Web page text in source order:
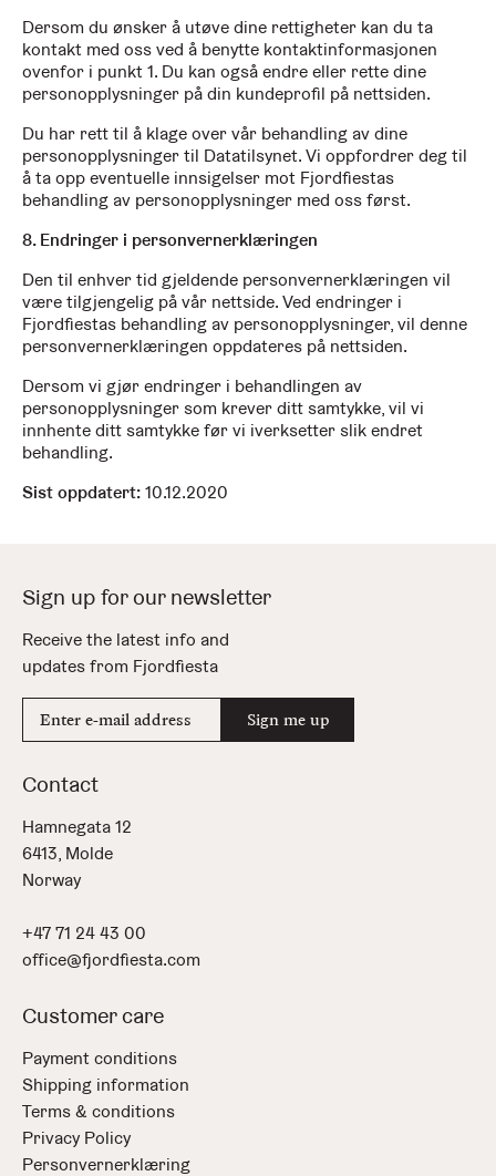
Dersom du ønsker å utøve dine rettigheter kan du ta
kontakt med oss ved å benytte kontaktinformasjonen
ovenfor i punkt 1. Du kan også endre eller rette dine
personopplysninger på din kundeprofil på nettsiden.
Du har rett til å klage over vår behandling av dine
personopplysninger til Datatilsynet. Vi oppfordrer deg til
å ta opp eventuelle innsigelser mot Fjordfiestas
behandling av personopplysninger med oss først.
8. Endringer i personvernerklæringen
Den til enhver tid gjeldende personvernerklæringen vil
være tilgjengelig på vår nettside. Ved endringer i
Fjordfiestas behandling av personopplysninger, vil denne
personvernerklæringen oppdateres på nettsiden.
Dersom vi gjør endringer i behandlingen av
personopplysninger som krever ditt samtykke, vil vi
innhente ditt samtykke før vi iverksetter slik endret
behandling.
Sist oppdatert:10.12.2020
Sign up for our newsletter
Receive the latest info and
updates from Fjordfiesta
mail
Sign me up
Contact
Hamnegata 12
6413, Molde
Norway
+47 71 24 43 00
office@fjordfiesta.com
Customer care
Payment conditions
Shipping information
Terms & conditions
Privacy Policy
Personvernerklæring